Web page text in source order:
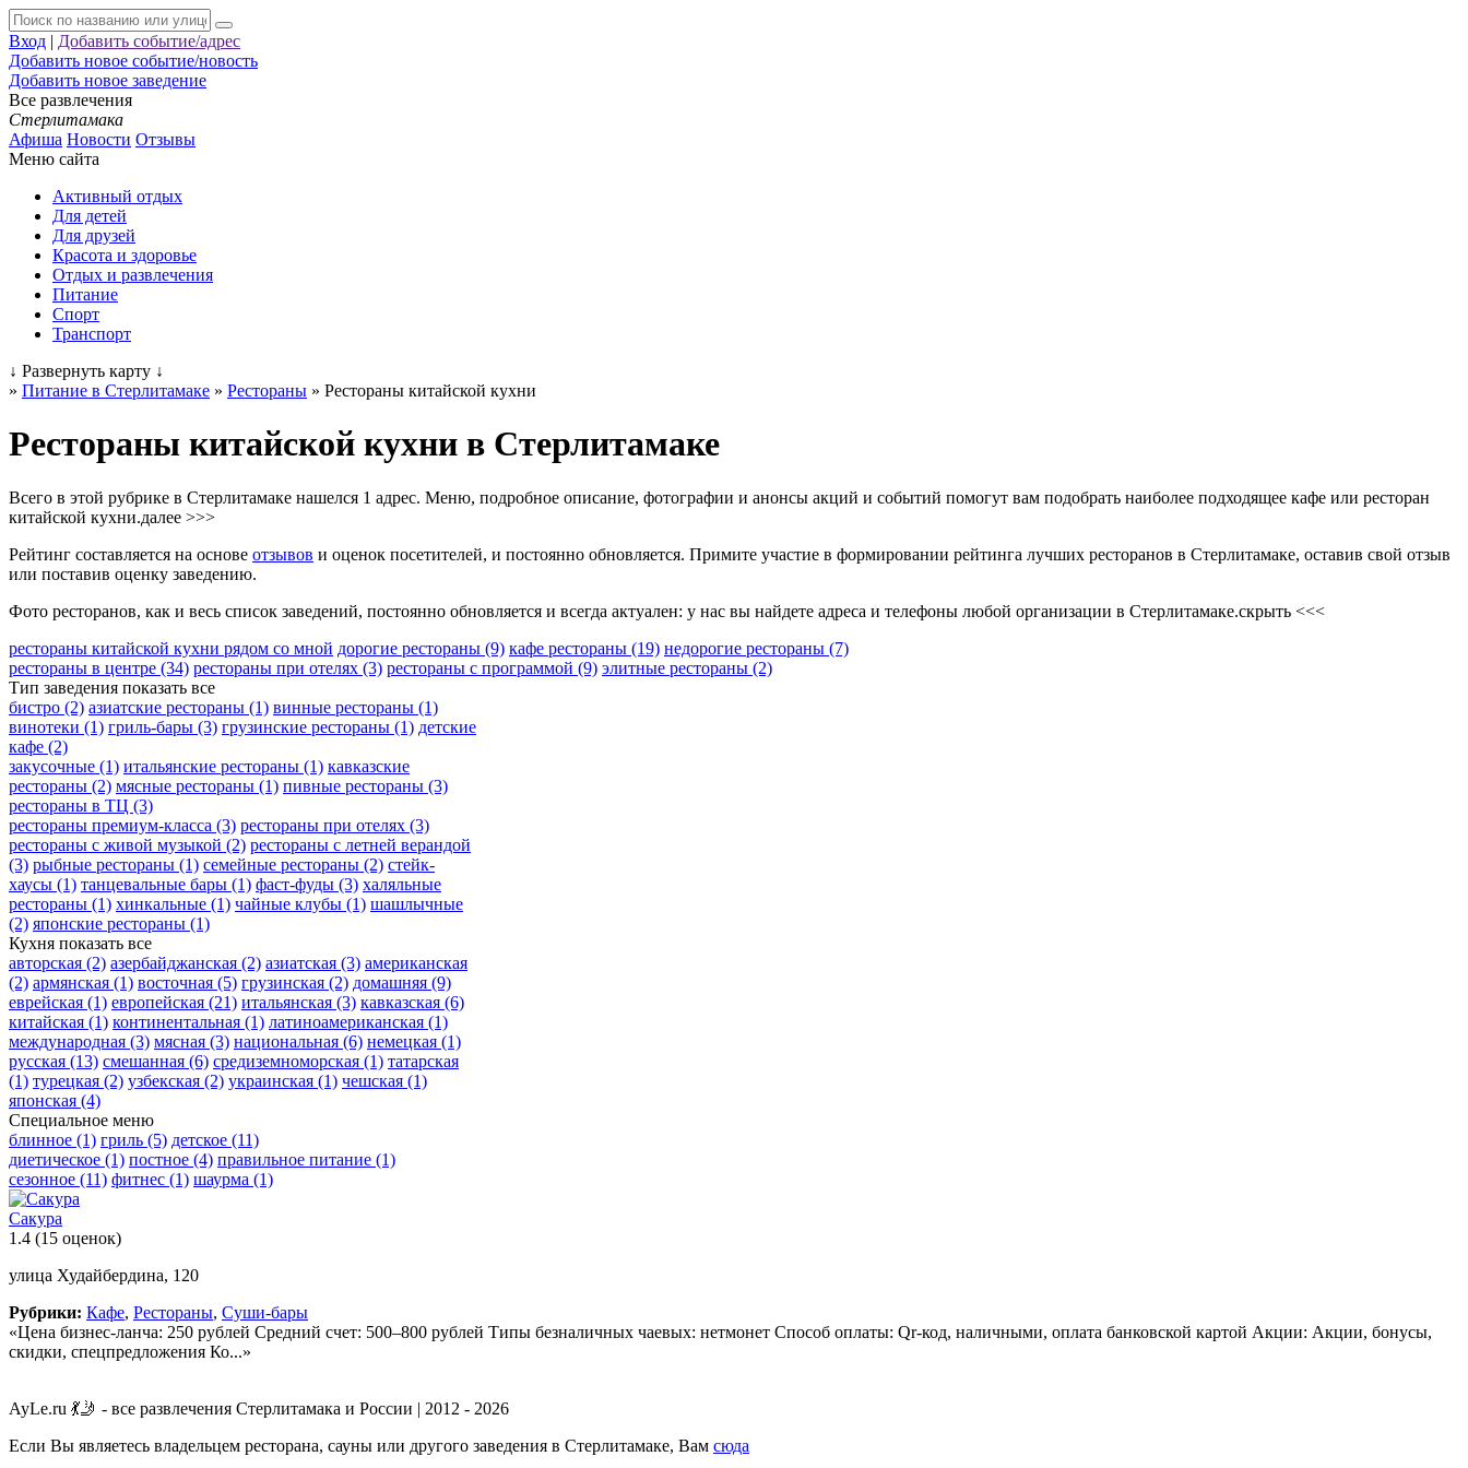
Вход | Добавить событие/адрес
Добавить новое событие/новость
Добавить новое заведение
Все развлечения
Стерлитамака
Афиша Новости Отзывы
Меню сайта
Активный отдых
Для детей
Для друзей
Красота и здоровье
Отдых и развлечения
Питание
Спорт
Транспорт
↓ Развернуть карту ↓
» Питание в Стерлитамаке » Рестораны » Рестораны китайской кухни
Рестораны китайской кухни в Стерлитамаке
Всего в этой рубрике в Стерлитамаке нашелся 1 адрес. Меню, подробное описание, фотографии и анонсы акций и событий помогут вам подобрать наиболее подходящее кафе или ресторан
китайской кухни.далее >>>
Рейтинг составляется на основе отзывов и оценок посетителей, и постоянно обновляется. Примите участие в формировании рейтинга лучших ресторанов в Стерлитамаке, оставив свой отзыв
или поставив оценку заведению.
Фото ресторанов, как и весь список заведений, постоянно обновляется и всегда актуален: у нас вы найдете адреса и телефоны любой организации в Стерлитамаке.скрыть <<<
рестораны китайской кухни рядом со мной дорогие рестораны (9) кафе рестораны (19) недорогие рестораны (7)
рестораны в центре (34) рестораны при отелях (3) рестораны с программой (9) элитные рестораны (2)
Тип заведения показать все
бистро (2) азиатские рестораны (1) винные рестораны (1)
винотеки (1) гриль-бары (3) грузинские рестораны (1) детские
кафе (2)
закусочные (1) итальянские рестораны (1) кавказские
рестораны (2) мясные рестораны (1) пивные рестораны (3)
рестораны в ТЦ (3)
рестораны премиум-класса (3) рестораны при отелях (3)
рестораны с живой музыкой (2) рестораны с летней верандой
(3) рыбные рестораны (1) семейные рестораны (2) стейк-
хаусы (1) танцевальные бары (1) фаст-фуды (3) халяльные
рестораны (1) хинкальные (1) чайные клубы (1) шашлычные
(2) японские рестораны (1)
Кухня показать все
авторская (2) азербайджанская (2) азиатская (3) американская
(2) армянская (1) восточная (5) грузинская (2) домашняя (9)
еврейская (1) европейская (21) итальянская (3) кавказская (6)
китайская (1) континентальная (1) латиноамериканская (1)
международная (3) мясная (3) национальная (6) немецкая (1)
русская (13) смешанная (6) средиземноморская (1) татарская
(1) турецкая (2) узбекская (2) украинская (1) чешская (1)
японская (4)
Специальное меню
блинное (1) гриль (5) детское (11)
диетическое (1) постное (4) правильное питание (1)
сезонное (11) фитнес (1) шаурма (1)
Сакура
1.4 (15 оценок)
улица Худайбердина, 120
Рубрики: Кафе, Рестораны, Суши-бары
«Цена бизнес-ланча: 250 рублей Средний счет: 500–800 рублей Типы безналичных чаевых: нетмонет Способ оплаты: Qr-код, наличными, оплата банковской картой Акции: Акции, бонусы,
скидки, спецпредложения Ко...»
AyLe.ru 💃🤳 - все развлечения Стерлитамака и России | 2012 - 2026
Если Вы являетесь владельцем ресторана, сауны или другого заведения в Стерлитамаке, Вам сюда